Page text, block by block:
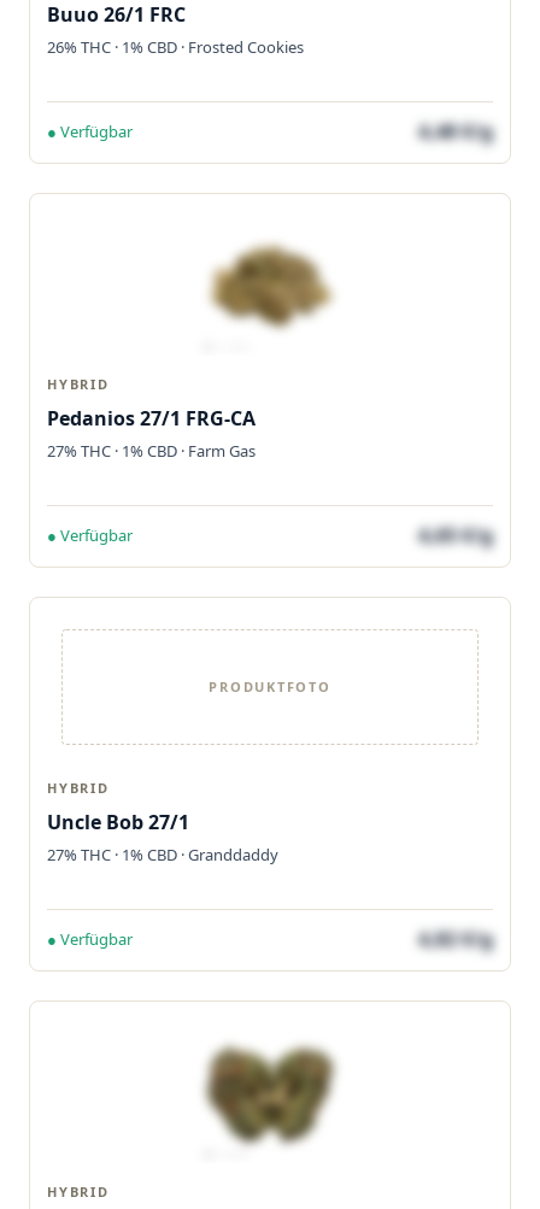
Buuo 26/1 FRC
26% THC · 1% CBD · Frosted Cookies
● Verfügbar 4,48 €/g
HYBRID
Pedanios 27/1 FRG-CA
27% THC · 1% CBD · Farm Gas
● Verfügbar 4,65 €/g
PRODUKTFOTO
HYBRID
Uncle Bob 27/1
27% THC · 1% CBD · Granddaddy
● Verfügbar 4,82 €/g
HYBRID